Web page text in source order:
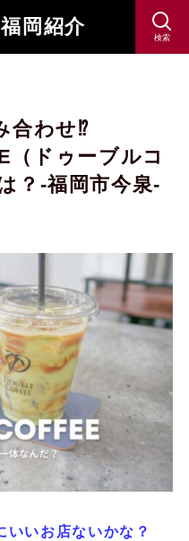
岡紹介 検索
合わせ⁉︎
（ドゥーブルコ
？-福岡市今泉-
いいお店ないかな？